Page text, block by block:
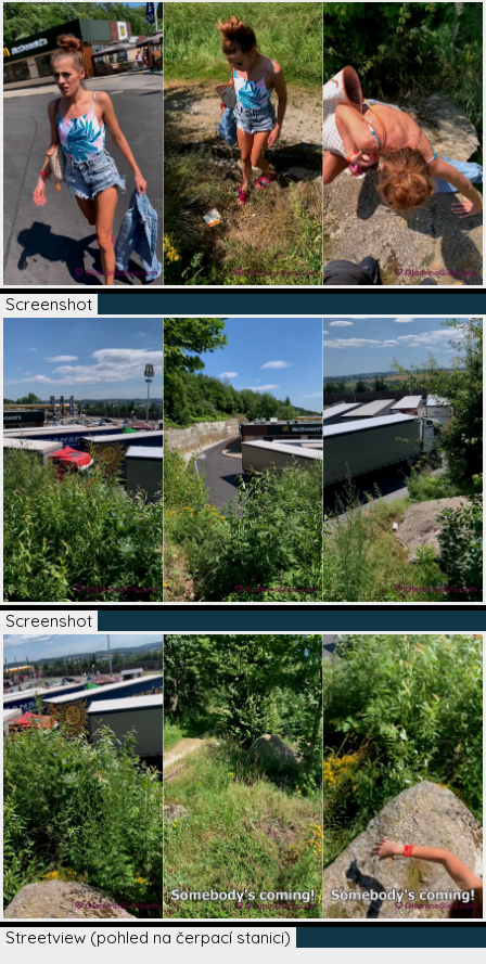
Screenshot
Screenshot
Streetview (pohled na čerpací stanici)